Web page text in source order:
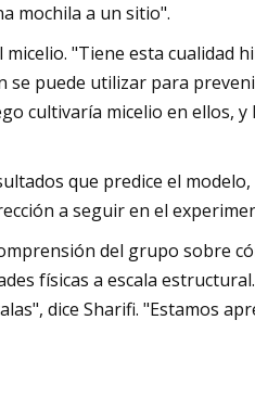
mochila a un sitio".
"Tiene esta cualidad
puede utilizar para
cultivaría micelio en ellos,
que predice el
a seguir en el
del grupo sobre
físicas a escala
dice Sharifi. "Estamos